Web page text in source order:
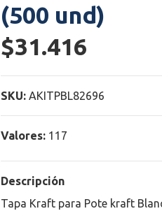
(500 und)
$31.416
SKU: AKITPBL82696
Valores: 117
Descripción
Tapa Kraft para Pote kraft